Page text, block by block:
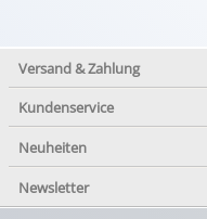
Versand & Zahlung
Kundenservice
Neuheiten
Newsletter